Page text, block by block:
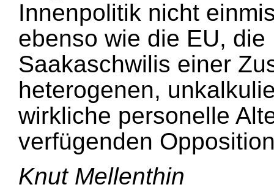
Innenpolitik nicht
ebenso wie die EU,
Saakaschwilis einer
heterogenen,
wirkliche personelle
verfügenden
Knut Mellenthin